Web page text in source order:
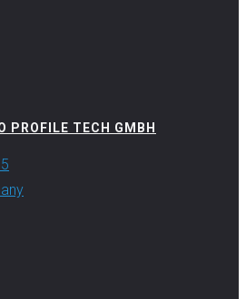
PROFILE TECH GMBH